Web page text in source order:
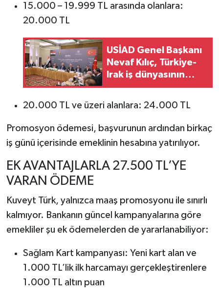
15.000 – 19.999 TL arasında olanlara:
20.000 TL
USİAD Genel Başkanı
Nevaf Kılıç, Türkiye-
Irak iş dünyasının
taleplerini Ankara'da
gündeme taşıdı
20.000 TL ve üzeri alanlara: 24.000 TL
Promosyon ödemesi, başvurunun ardından birkaç
iş günü içerisinde emeklinin hesabına yatırılıyor.
EK AVANTAJLARLA 27.500 TL’YE
VARAN ÖDEME
Kuveyt Türk, yalnızca maaş promosyonu ile sınırlı
kalmıyor. Bankanın güncel kampanyalarına göre
emekliler şu ek ödemelerden de yararlanabiliyor:
Sağlam Kart kampanyası: Yeni kart alan ve
1.000 TL’lik ilk harcamayı gerçekleştirenlere
1.000 TL altın puan